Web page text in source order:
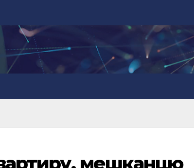
мешканцю